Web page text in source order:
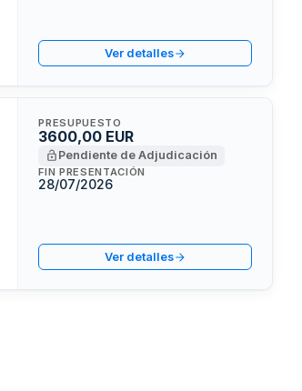
Ver detalles
PRESUPUESTO
3600,00 EUR
Pendiente de Adjudicación
FIN PRESENTACIÓN
28/07/2026
Ver detalles